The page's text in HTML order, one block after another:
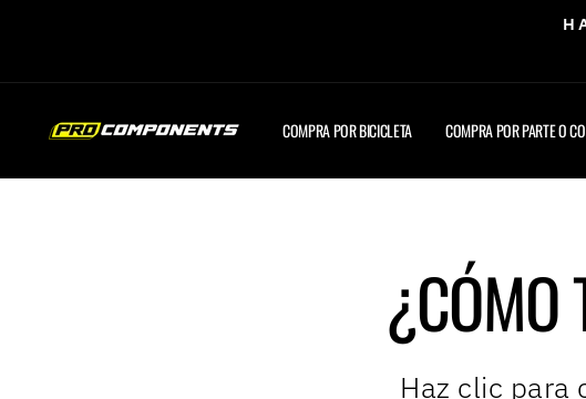
COMPRA POR BICICLETA COMPRA POR PARTE O
¿CÓMO
Haz clic para